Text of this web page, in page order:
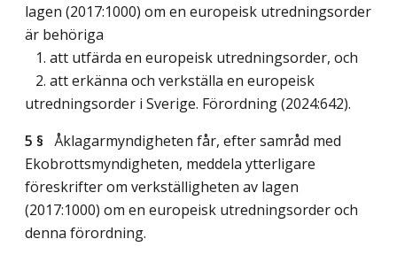
lagen (2017:1000) om en europeisk utredningsorder
är behöriga
1. att utfärda en europeisk utredningsorder, och
2. att erkänna och verkställa en europeisk
utredningsorder i Sverige. Förordning (2024:642).
5 § Åklagarmyndigheten får, efter samråd med
Ekobrottsmyndigheten, meddela ytterligare
föreskrifter om verkställigheten av lagen
(2017:1000) om en europeisk utredningsorder och
denna förordning.